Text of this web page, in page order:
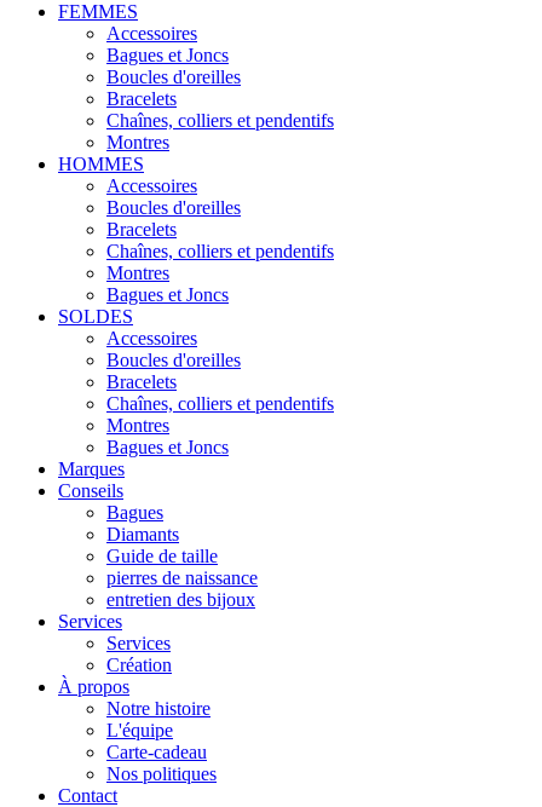
FEMMES
Accessoires
Bagues et Joncs
Boucles d'oreilles
Bracelets
Chaînes, colliers et pendentifs
Montres
HOMMES
Accessoires
Boucles d'oreilles
Bracelets
Chaînes, colliers et pendentifs
Montres
Bagues et Joncs
SOLDES
Accessoires
Boucles d'oreilles
Bracelets
Chaînes, colliers et pendentifs
Montres
Bagues et Joncs
Marques
Conseils
Bagues
Diamants
Guide de taille
pierres de naissance
entretien des bijoux
Services
Services
Création
À propos
Notre histoire
L'équipe
Carte-cadeau
Nos politiques
Contact